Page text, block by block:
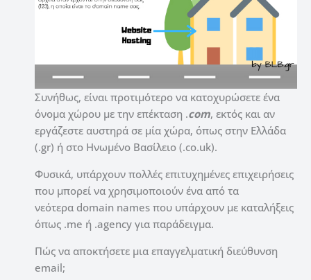
Συνήθως, είναι προτιμότερο να κατοχυρώσετε ένα
όνομα χώρου με την επέκταση .com, εκτός και αν
εργάζεστε αυστηρά σε μία χώρα, όπως στην Ελλάδα
(.gr) ή στο Ηνωμένο Βασίλειο (.co.uk).
Φυσικά, υπάρχουν πολλές επιτυχημένες επιχειρήσεις
που μπορεί να χρησιμοποιούν ένα από τα
νεότερα domain names που υπάρχουν με καταλήξεις
όπως .me ή .agency για παράδειγμα.
Πώς να αποκτήσετε μια επαγγελματική διεύθυνση
email;